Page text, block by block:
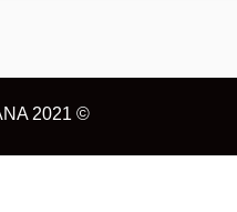
2021 ©